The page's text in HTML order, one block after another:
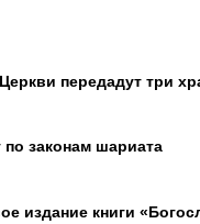
передадут три
законам шариата
издание книги